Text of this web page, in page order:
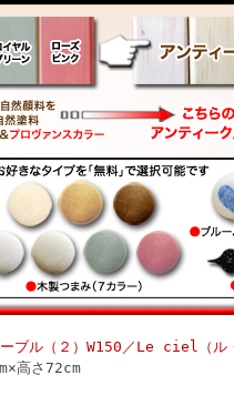
ブル（２）W150／Le ciel（ル
高さ72cm